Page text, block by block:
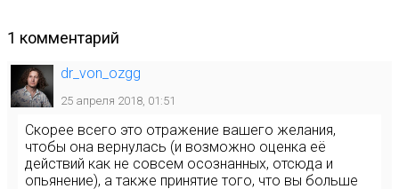
1 комментарий
dr_von_ozgg
25 апреля 2018, 01:51
Скорее всего это отражение вашего желания,
чтобы она вернулась (и возможно оценка её
действий как не совсем осознанных, отсюда и
опьянение), а также принятие того, что вы больше